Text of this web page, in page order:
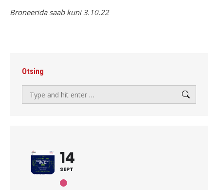
Broneerida saab kuni 3.10.22
Otsing
Search:
14
SEPT